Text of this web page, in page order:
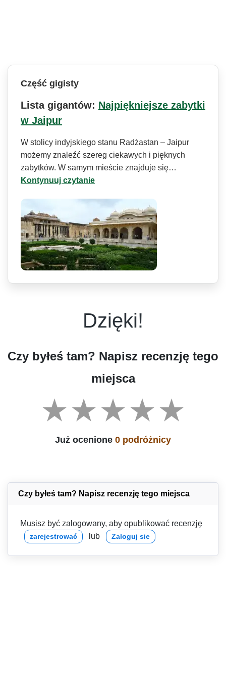
Część gigisty
Lista gigantów: Najpiękniejsze zabytki
w Jaipur
W stolicy indyjskiego stanu Radżastan – Jaipur
możemy znaleźć szereg ciekawych i pięknych
zabytków. W samym mieście znajduje się…
Kontynuuj czytanie
Dzięki!
Czy byłeś tam? Napisz recenzję tego
miejsca
Już ocenione 0 podróżnicy
Czy byłeś tam? Napisz recenzję tego miejsca
Musisz być zalogowany, aby opublikować recenzję
zarejestrować lub Zaloguj sie